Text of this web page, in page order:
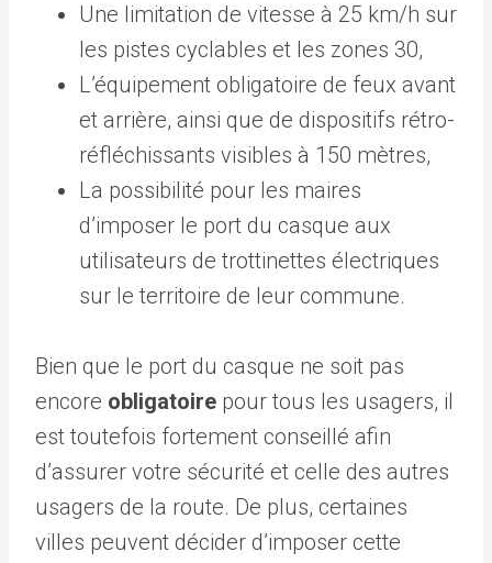
Une limitation de vitesse à 25 km/h sur
les pistes cyclables et les zones 30,
L’équipement obligatoire de feux avant
et arrière, ainsi que de dispositifs rétro-
réfléchissants visibles à 150 mètres,
La possibilité pour les maires
d’imposer le port du casque aux
utilisateurs de trottinettes électriques
sur le territoire de leur commune.
Bien que le port du casque ne soit pas
encore obligatoire pour tous les usagers, il
est toutefois fortement conseillé afin
d’assurer votre sécurité et celle des autres
usagers de la route. De plus, certaines
villes peuvent décider d’imposer cette